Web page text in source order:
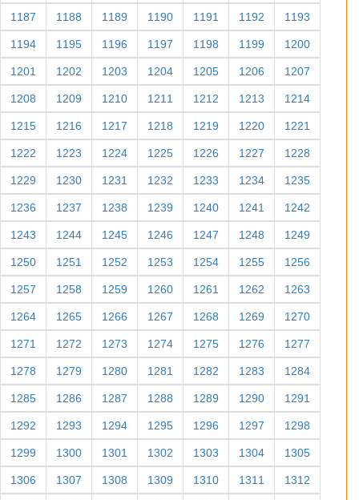
1187 1188 1189 1190 1191 1192 1193
1194 1195 1196 1197 1198 1199 1200
1201 1202 1203 1204 1205 1206 1207
1208 1209 1210 1211 1212 1213 1214
1215 1216 1217 1218 1219 1220 1221
1222 1223 1224 1225 1226 1227 1228
1229 1230 1231 1232 1233 1234 1235
1236 1237 1238 1239 1240 1241 1242
1243 1244 1245 1246 1247 1248 1249
1250 1251 1252 1253 1254 1255 1256
1257 1258 1259 1260 1261 1262 1263
1264 1265 1266 1267 1268 1269 1270
1271 1272 1273 1274 1275 1276 1277
1278 1279 1280 1281 1282 1283 1284
1285 1286 1287 1288 1289 1290 1291
1292 1293 1294 1295 1296 1297 1298
1299 1300 1301 1302 1303 1304 1305
1306 1307 1308 1309 1310 1311 1312